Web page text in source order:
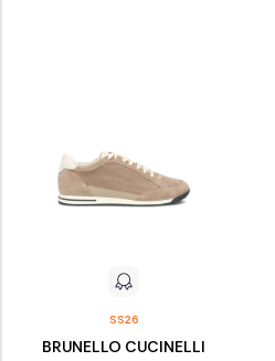
SS26
BRUNELLO CUCINELLI